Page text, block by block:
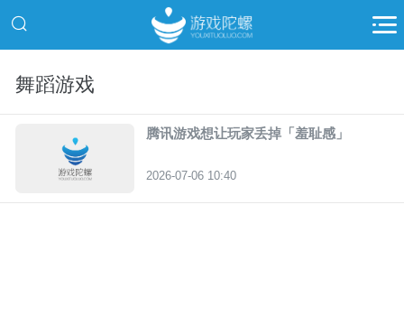
舞蹈游戏
腾讯游戏想让玩家丢掉「羞耻感」
2026-07-06 10:40